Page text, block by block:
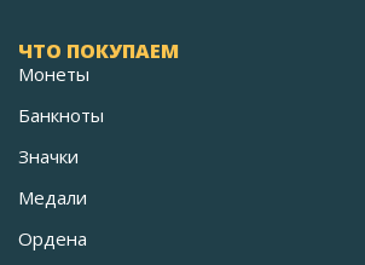
ЧТО ПОКУПАЕМ
Монеты
Банкноты
Значки
Медали
Ордена